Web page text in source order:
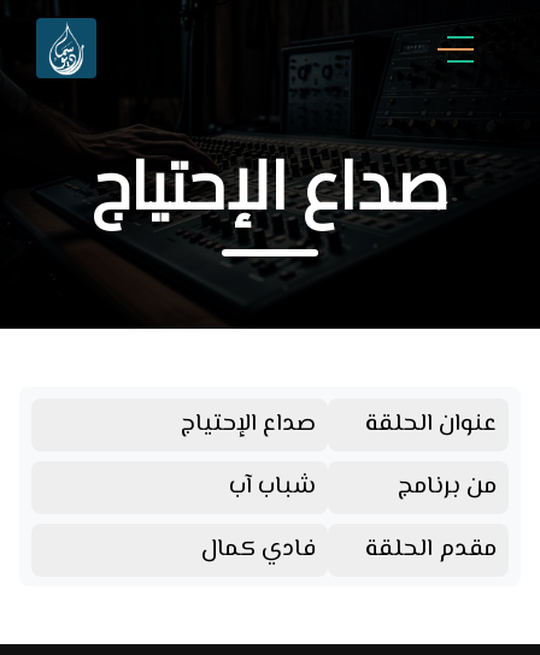
صداع الإحتياج
عنوان الحلقة
صداع الإحتياج
من برنامج
شباب آب
مقدم الحلقة
فادي كمال